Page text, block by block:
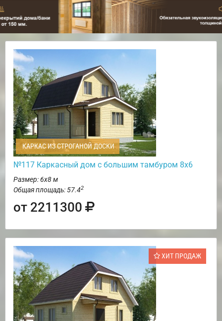
КАРКАС ИЗ СТРОГАНОЙ ДОСКИ
№117 Каркасный дом с большим тамбуром 8х6
Размер: 6х8 м
Общая площадь: 57.42
от 2211300
ХИТ ПРОДАЖ